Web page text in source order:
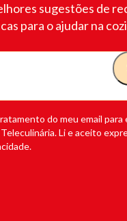
sugestões de
para o ajudar na
do meu email
Li e aceito